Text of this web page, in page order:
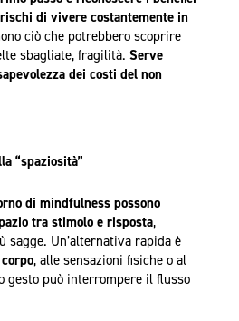
di vivere costantemente in
ciò che potrebbero scoprire
sbagliate, fragilità. Serve
dei costi del non
“spaziosità”
di mindfulness possono
tra stimolo e risposta,
sagge. Un’alternativa rapida è
, alle sensazioni fisiche o al
gesto può interrompere il flusso